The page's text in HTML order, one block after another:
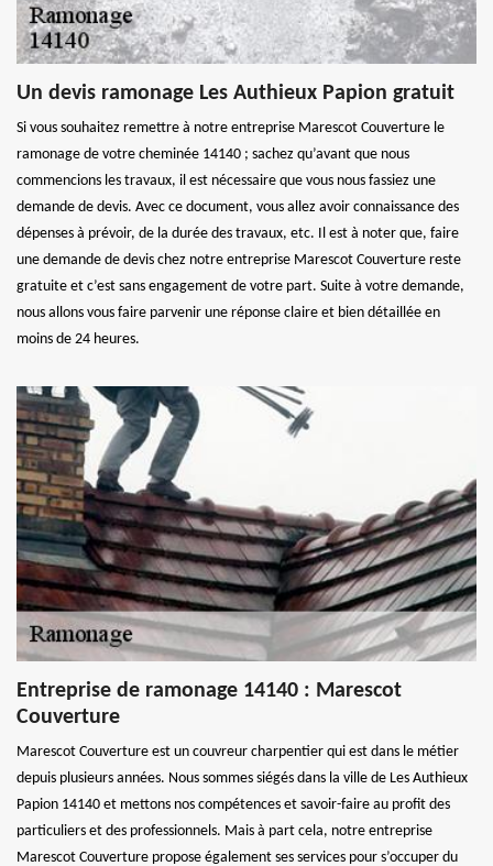
Un devis ramonage Les Authieux Papion gratuit
Si vous souhaitez remettre à notre entreprise Marescot Couverture le
ramonage de votre cheminée 14140 ; sachez qu’avant que nous
commencions les travaux, il est nécessaire que vous nous fassiez une
demande de devis. Avec ce document, vous allez avoir connaissance des
dépenses à prévoir, de la durée des travaux, etc. Il est à noter que, faire
une demande de devis chez notre entreprise Marescot Couverture reste
gratuite et c’est sans engagement de votre part. Suite à votre demande,
nous allons vous faire parvenir une réponse claire et bien détaillée en
moins de 24 heures.
Entreprise de ramonage 14140 : Marescot
Couverture
Marescot Couverture est un couvreur charpentier qui est dans le métier
depuis plusieurs années. Nous sommes siégés dans la ville de Les Authieux
Papion 14140 et mettons nos compétences et savoir-faire au profit des
particuliers et des professionnels. Mais à part cela, notre entreprise
Marescot Couverture propose également ses services pour s’occuper du